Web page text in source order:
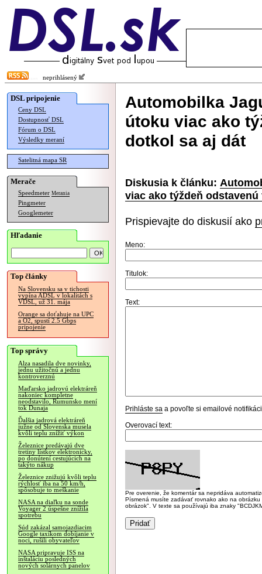
neprihlásený
DSL pripojenie
Ceny DSL
Dostupnosť DSL
Fórum o DSL
Výsledky meraní
Satelitná mapa SR
Merače
Speedmeter Merania
Pingmeter
Googlemeter
Hľadanie
Top články
Na Slovensku sa v tichosti
vypína ADSL v lokalitách s
VDSL, už 31. mája
Orange sa doťahuje na UPC
a O2, spustí 2.5 Gbps
pripojenie
Top správy
Alza nasadila dve novinky,
jednu užitočnú a jednu
kontroverznú
Maďarsko jadrovú elektráreň
nakoniec kompletne
neodstavilo, Rumunsko mení
tok Dunaja
Ďalšia jadrová elektráreň
južne od Slovenska musela
kvôli teplu znížiť výkon
Železnice predávajú dve
tretiny lístkov elektronicky,
po donútení cestujúcich na
takýto nákup
Železnice znižujú kvôli teplu
rýchlosť iba na 50 km/h,
spôsobuje to meškanie
NASA na diaľku na sonde
Voyager 2 úspešne znížila
spotrebu
Súd zakázal samojazdiacim
Google taxíkom dobíjanie v
noci, rušili obyvateľov
NASA pripravuje ISS na
inštaláciu posledných
nových solárnych panelov
Automobilka
útoku viac ako
dotkol sa aj dát
Diskusia k článku:
viac ako týždeň
Prispievajte do diskusií ako
Meno:
Titulok:
Text:
Prihláste sa a povoľte si emailové
Overovací text:
Pre overenie, že komentár sa nepridáva
Písmená musíte zadávať rovnako ako na
obrázok". V texte sa používajú iba znaky